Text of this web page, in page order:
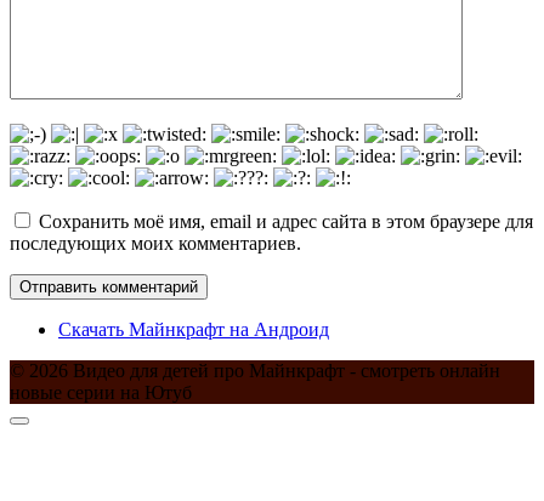
Сохранить моё имя, email и адрес сайта в этом браузере для
последующих моих комментариев.
Скачать Майнкрафт на Андроид
© 2026 Видео для детей про Майнкрафт - смотреть онлайн
новые серии на Ютуб